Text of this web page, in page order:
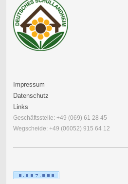
Impressum
Datenschutz
Links
Geschäftsstelle: +49 (069) 61 28 45
Wegscheide: +49 (06052) 915 64 12